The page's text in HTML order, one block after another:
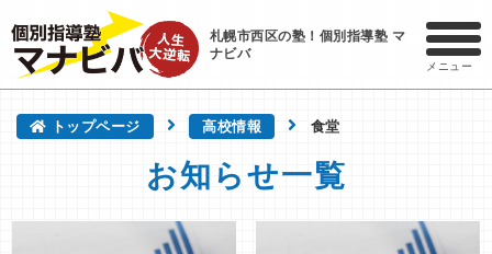
札幌市西区の塾！個別指導塾 マ
ナビバ
メニュー
トップページ 高校情報 食堂
お知らせ一覧